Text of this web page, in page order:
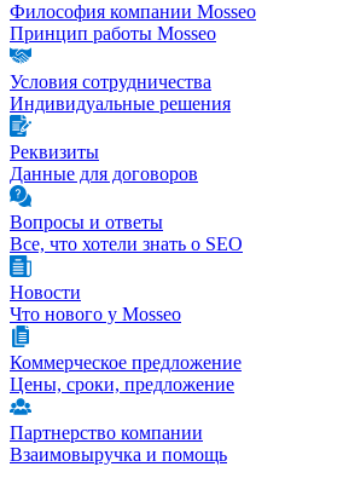
Философия компании Mosseo
Принцип работы Mosseo
Условия сотрудничества
Индивидуальные решения
Реквизиты
Данные для договоров
Вопросы и ответы
Все, что хотели знать о SEO
Новости
Что нового у Mosseo
Коммерческое предложение
Цены, сроки, предложение
Партнерство компании
Взаимовыручка и помощь